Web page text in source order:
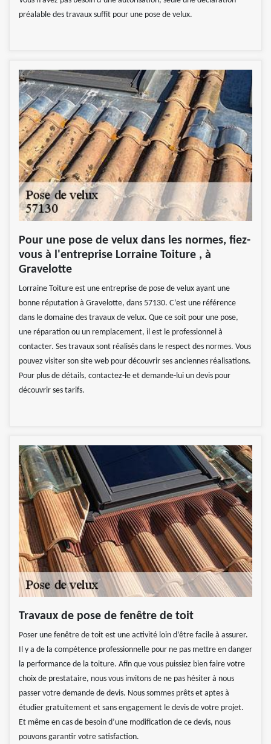
préalable des travaux suffit pour une pose de velux.
Pour une pose de velux dans les normes, fiez-
vous à l'entreprise Lorraine Toiture , à
Gravelotte
Lorraine Toiture est une entreprise de pose de velux ayant une
bonne réputation à Gravelotte, dans 57130. C’est une référence
dans le domaine des travaux de velux. Que ce soit pour une pose,
une réparation ou un remplacement, il est le professionnel à
contacter. Ses travaux sont réalisés dans le respect des normes. Vous
pouvez visiter son site web pour découvrir ses anciennes réalisations.
Pour plus de détails, contactez-le et demande-lui un devis pour
découvrir ses tarifs.
Travaux de pose de fenêtre de toit
Poser une fenêtre de toit est une activité loin d’être facile à assurer.
Il y a de la compétence professionnelle pour ne pas mettre en danger
la performance de la toiture. Afin que vous puissiez bien faire votre
choix de prestataire, nous vous invitons de ne pas hésiter à nous
passer votre demande de devis. Nous sommes prêts et aptes à
étudier gratuitement et sans engagement le devis de votre projet.
Et même en cas de besoin d’une modification de ce devis, nous
pouvons garantir votre satisfaction.